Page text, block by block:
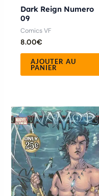
Dark Reign Numero
09
Comics VF
8.00€
AJOUTER AU
PANIER